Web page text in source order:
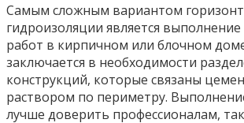
Самым сложным вариантом
гидроизоляции является
работ в кирпичном или блочном
заключается в необходимости
конструкций, которые связаны
раствором по периметру.
лучше доверить профессионалам,